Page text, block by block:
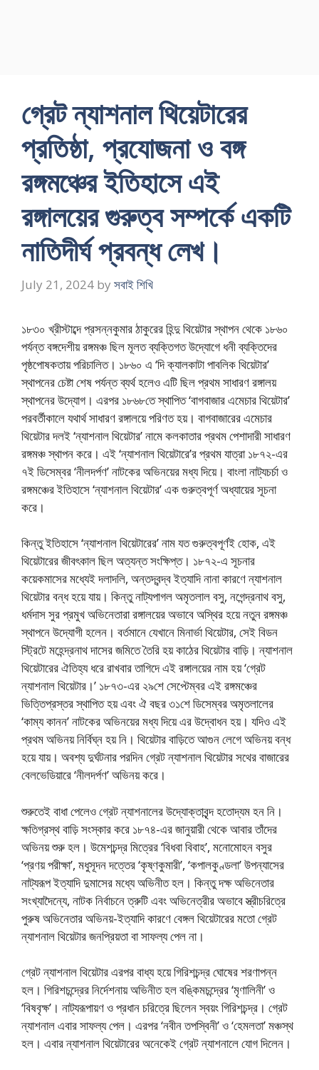
গ্রেট ন্যাশনাল থিয়েটারের
প্রতিষ্ঠা, প্রযোজনা ও বঙ্গ
রঙ্গমঞ্চের ইতিহাসে এই
রঙ্গালয়ের গুরুত্ব সম্পর্কে একটি
নাতিদীর্ঘ প্রবন্ধ লেখ।
July 21, 2024 by সবাই শিখি
১৮৩০ খ্রীস্টাব্দে প্রসন্নকুমার ঠাকুরের হিন্দু থিয়েটার স্থাপন থেকে ১৮৬০
পর্যন্ত বঙ্গদেশীয় রঙ্গমঞ্চ ছিল মূলত ব্যক্তিগত উদ্যোগে ধনী ব্যক্তিদের
পৃষ্ঠপোষকতায় পরিচালিত। ১৮৬০ এ ‘দি ক্যালকাটা পাবলিক থিয়েটার’
স্থাপনের চেষ্টা শেষ পর্যন্ত ব্যর্থ হলেও এটি ছিল প্রথম সাধারণ রঙ্গালয়
স্থাপনের উদ্যোগ। এরপর ১৮৬৮তে স্থাপিত ‘বাগবাজার এমেচার থিয়েটার’
পরবর্তীকালে যথার্থ সাধারণ রঙ্গালয়ে পরিণত হয়। বাগবাজারের এমেচার
থিয়েটার দলই ‘ন্যাশনাল থিয়েটার’ নামে কলকাতার প্রথম পেশাদারী সাধারণ
রঙ্গমঞ্চ স্থাপন করে। এই ‘ন্যাশনাল থিয়েটারে’র প্রথম যাত্রা ১৮৭২-এর
৭ই ডিসেম্বর ‘নীলদর্পণ’ নাটকের অভিনয়ের মধ্য দিয়ে। বাংলা নাট্যচর্চা ও
রঙ্গমঞ্চের ইতিহাসে ‘ন্যাশনাল থিয়েটার’ এক গুরুত্বপূর্ণ অধ্যায়ের সূচনা
করে।
কিন্তু ইতিহাসে ‘ন্যাশনাল থিয়েটারের’ নাম যত গুরুত্বপূর্ণই হোক, এই
থিয়েটারের জীবৎকাল ছিল অত্যন্ত সংক্ষিপ্ত। ১৮৭২-এ সূচনার
কয়েকমাসের মধ্যেই দলাদলি, অন্তদ্বন্দ্ব ইত্যাদি নানা কারণে ন্যাশনাল
থিয়েটার বন্ধ হয়ে যায়। কিন্তু নাট্যপাগল অমৃতলাল বসু, নগেন্দ্রনাথ বসু,
ধর্মদাস সুর প্রমুখ অভিনেতারা রঙ্গালয়ের অভাবে অস্থির হয়ে নতুন রঙ্গমঞ্চ
স্থাপনে উদ্যোগী হলেন। বর্তমানে যেখানে মিনার্ভা থিয়েটার, সেই বিডন
স্ট্রিটে মহেন্দ্রনাথ দাসের জমিতে তৈরি হয় কাঠের থিয়েটার বাড়ি। ন্যাশনাল
থিয়েটারের ঐতিহ্য ধরে রাখবার তাগিদে এই রঙ্গালয়ের নাম হয় ‘গ্রেট
ন্যাশনাল থিয়েটার।’ ১৮৭৩-এর ২৯শে সেপ্টেম্বর এই রঙ্গমঞ্চের
ভিত্তিপ্রস্তর স্থাপিত হয় এবং ঐ বছর ৩১শে ডিসেম্বর অমৃতলালের
‘কাম্য কানন’ নাটকের অভিনয়ের মধ্য দিয়ে এর উদ্বোধন হয়। যদিও এই
প্রথম অভিনয় নির্বিঘ্ন হয় নি। থিয়েটার বাড়িতে আগুন লেগে অভিনয় বন্ধ
হয়ে যায়। অবশ্য দুর্ঘটনার পরদিন গ্রেট ন্যাশনাল থিয়েটার সথের বাজারের
বেলভেডিয়ারে ‘নীলদর্পণ’ অভিনয় করে।
শুরুতেই বাধা পেলেও গ্রেট ন্যাশনালের উদ্যোক্তাবৃন্দ হতোদ্যম হন নি।
ক্ষতিগ্রস্থ বাড়ি সংস্কার করে ১৮৭৪-এর জানুয়ারী থেকে আবার তাঁদের
অভিনয় শুরু হল। উমেশচন্দ্র মিত্রের ‘বিধবা বিবাহ’, মনোমোহন বসুর
‘প্রণয় পরীক্ষা’, মধুসূদন দত্তের ‘কৃষ্ণকুমারী’, ‘কপালকুণ্ডলা’ উপন্যাসের
নাট্যরূপ ইত্যাদি দুমাসের মধ্যে অভিনীত হল। কিন্তু দক্ষ অভিনেতার
সংখ্যাদৈন্যে, নাটক নির্বাচনে ত্রুটি এবং অভিনেত্রীর অভাবে স্ত্রীচরিত্রে
পুরুষ অভিনেতার অভিনয়-ইত্যাদি কারণে বেঙ্গল থিয়েটারের মতো গ্রেট
ন্যাশনাল থিয়েটার জনপ্রিয়তা বা সাফল্য পেল না।
গ্রেট ন্যাশনাল থিয়েটার এরপর বাধ্য হয়ে গিরিশচন্দ্র ঘোষের শরণাপন্ন
হল। গিরিশচন্দ্রের নির্দেশনায় অভিনীত হল বঙ্কিমচন্দ্রের ‘মৃণালিনী’ ও
‘বিষবৃক্ষ’। নাট্যরূপায়ণ ও প্রধান চরিত্রে ছিলেন স্বয়ং গিরিশচন্দ্র। গ্রেট
ন্যাশনাল এবার সাফল্য পেল। এরপর ‘নবীন তপস্বিনী’ ও ‘হেমলতা’ মঞ্চস্থ
হল। এবার ন্যাশনাল থিয়েটারের অনেকেই গ্রেট ন্যাশনালে যোগ দিলেন।